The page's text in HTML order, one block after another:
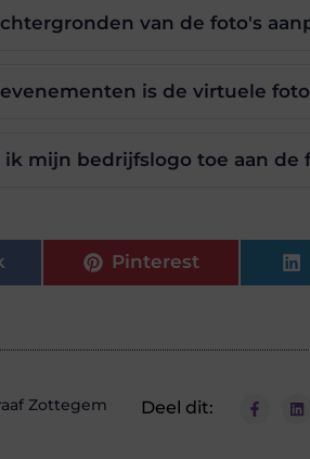
van de foto's
is de virtuele
ik mijn bedrijfslogo toe aan de
Pinterest
Zottegem Deel dit: